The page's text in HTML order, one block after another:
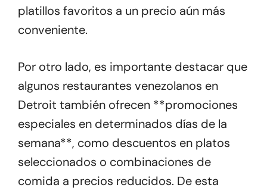
platillos favoritos a un precio aún más
conveniente.
Por otro lado, es importante destacar que
algunos restaurantes venezolanos en
Detroit también ofrecen **promociones
especiales en determinados días de la
semana**, como descuentos en platos
seleccionados o combinaciones de
comida a precios reducidos. De esta